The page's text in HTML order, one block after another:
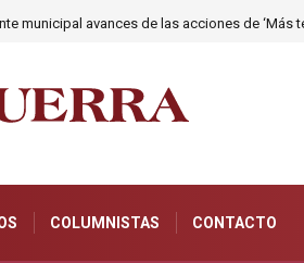
municipal avances de las acciones de
COLUMNISTAS CONTACTO